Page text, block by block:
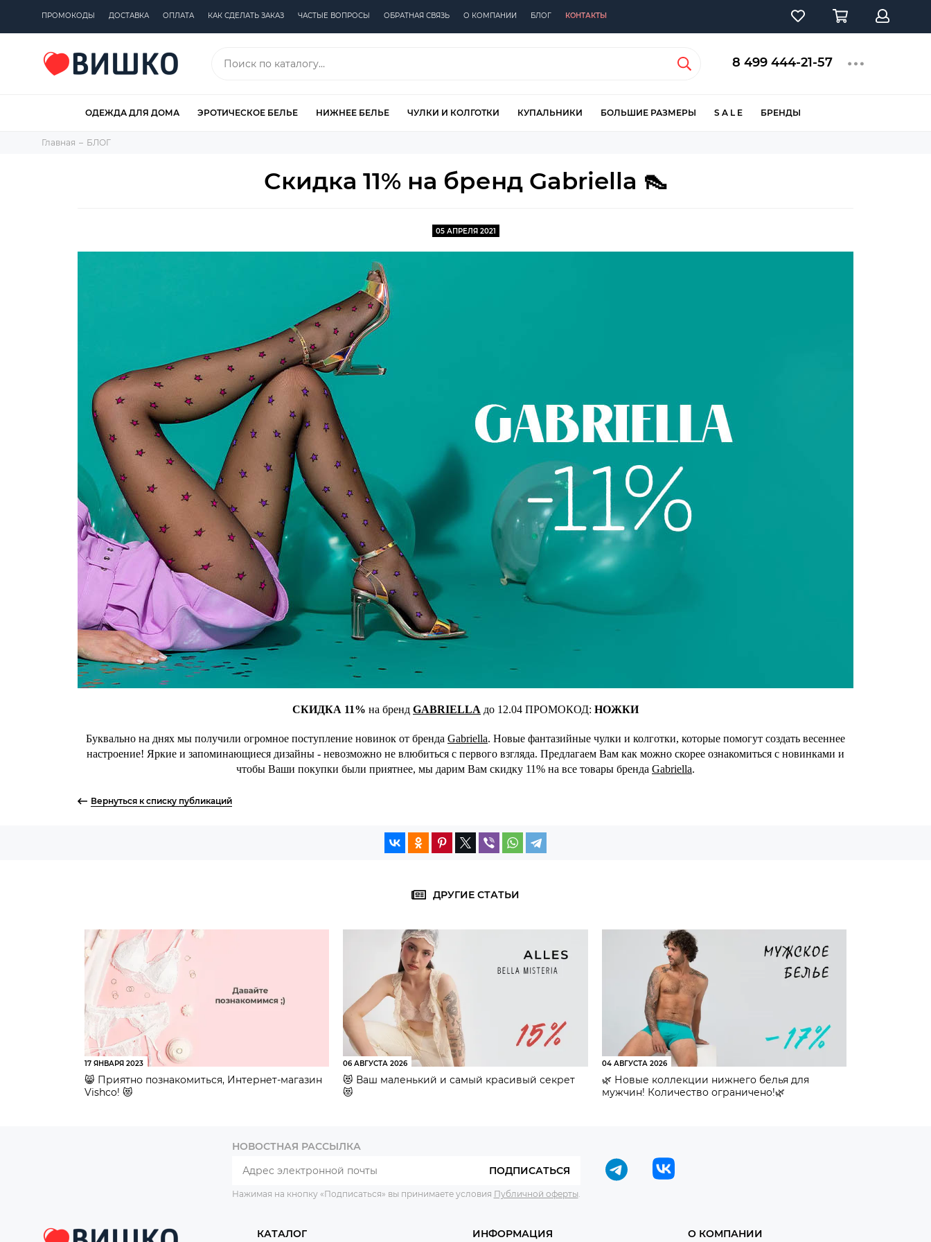
ПРОМОКОДЫ ДОСТАВКА ОПЛАТА КАК СДЕЛАТЬ ЗАКАЗ ЧАСТЫЕ ВОПРОСЫ ОБРАТНАЯ СВЯЗЬ О КОМПАНИИ БЛОГ КОНТАКТЫ
8 499 444-21-57
ОДЕЖДА ДЛЯ ДОМА ЭРОТИЧЕСКОЕ БЕЛЬЕ НИЖНЕЕ БЕЛЬЕ ЧУЛКИ И КОЛГОТКИ КУПАЛЬНИКИ БОЛЬШИЕ РАЗМЕРЫ S A L E БРЕНДЫ
Главная БЛОГ
Скидка 11% на бренд Gabriella 👠
05 АПРЕЛЯ 2021
СКИДКА 11% на бренд GABRIELLA до 12.04 ПРОМОКОД: НОЖКИ
Буквально на днях мы получили огромное поступление новинок от бренда Gabriella. Новые фантазийные чулки и колготки, которые помогут создать весеннее
настроение! Яркие и запоминающиеся дизайны - невозможно не влюбиться с первого взгляда. Предлагаем Вам как можно скорее ознакомиться с новинками и
чтобы Ваши покупки были приятнее, мы дарим Вам скидку 11% на все товары бренда Gabriella.
Вернуться к списку публикаций
ДРУГИЕ СТАТЬИ
17 ЯНВАРЯ 2023
😸 Приятно познакомиться, Интернет-магазин
Vishco! 😻
06 АВГУСТА 2026
😻 Ваш маленький и самый красивый секрет
😻
04 АВГУСТА 2026
🌿 Новые коллекции нижнего белья для
мужчин! Количество ограничено!🌿
НОВОСТНАЯ РАССЫЛКА
ПОДПИСАТЬСЯ
Нажимая на кнопку «Подписаться» вы принимаете условия Публичной оферты
КАТАЛОГ ИНФОРМАЦИЯ О КОМПАНИИ